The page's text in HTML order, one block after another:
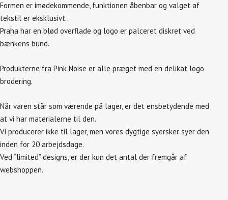
Formen er imødekommende, funktionen åbenbar og valget af
tekstil er eksklusivt.
Praha har en blød overflade og logo er palceret diskret ved
bænkens bund.
Produkterne fra Pink Noise er alle præget med en delikat logo
brodering.
Når varen står som værende på lager, er det ensbetydende med
at vi har materialerne til den.
Vi producerer ikke til lager, men vores dygtige syersker syer den
inden for 20 arbejdsdage.
Ved “limited” designs, er der kun det antal der fremgår af
webshoppen.